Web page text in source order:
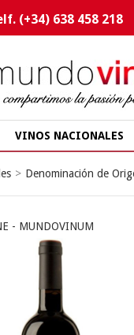
(+34) 638 458 218
VINOS NACIONALES
> Denominación de